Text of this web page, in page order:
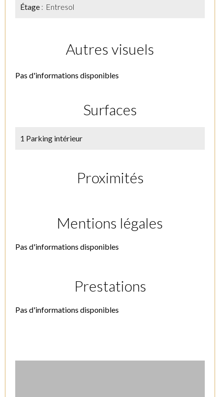
Étage Entresol
Autres visuels
Pas d'informations disponibles
Surfaces
1 Parking intérieur
Proximités
Mentions légales
Pas d'informations disponibles
Prestations
Pas d'informations disponibles